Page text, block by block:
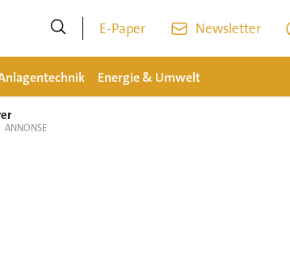
E-Paper Newsletter
Energie & Umwelt